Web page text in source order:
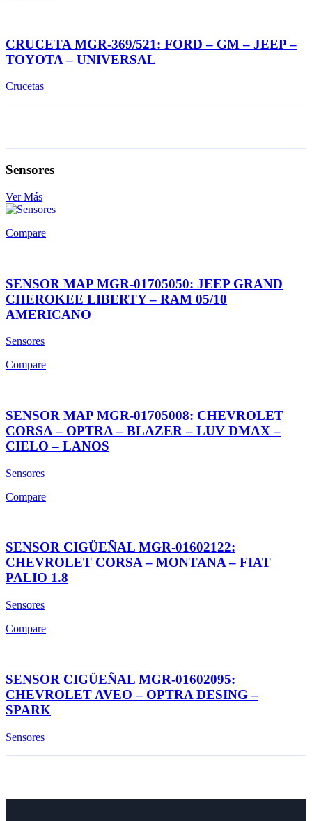
CRUCETA MGR-369/521: FORD – GM – JEEP –
TOYOTA – UNIVERSAL
Crucetas
Sensores
Ver Más
Compare
SENSOR MAP MGR-01705050: JEEP GRAND
CHEROKEE LIBERTY – RAM 05/10
AMERICANO
Sensores
Compare
SENSOR MAP MGR-01705008: CHEVROLET
CORSA – OPTRA – BLAZER – LUV DMAX –
CIELO – LANOS
Sensores
Compare
SENSOR CIGÜEÑAL MGR-01602122:
CHEVROLET CORSA – MONTANA – FIAT
PALIO 1.8
Sensores
Compare
SENSOR CIGÜEÑAL MGR-01602095:
CHEVROLET AVEO – OPTRA DESING –
SPARK
Sensores